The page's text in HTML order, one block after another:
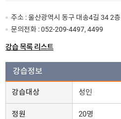
주소 : 울산광역시 동구 대송4길 34 2층
문의전화 :052-209-4497, 4499
강습 목록 리스트
강습정보
강습대상 성인
정원 20명